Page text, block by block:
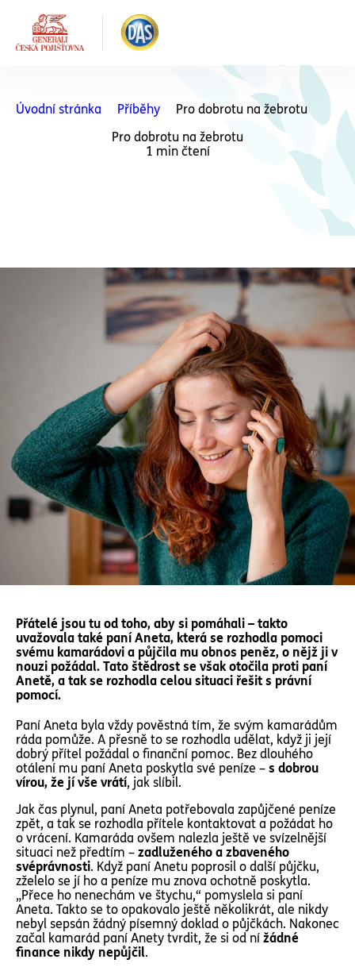
Úvodní stránka Příběhy
Pro dobrotu na žebrotu
Pro dobrotu na žebrotu
1 min čtení
Přátelé jsou tu od toho, aby si pomáhali – takto
uvažovala také paní Aneta, která se rozhodla pomoci
svému kamarádovi a půjčila mu obnos peněz, o nějž ji v
nouzi požádal. Tato štědrost se však otočila proti paní
Anetě, a tak se rozhodla celou situaci řešit s právní
pomocí.
Paní Aneta byla vždy pověstná tím, že svým kamarádům
ráda pomůže. A přesně to se rozhodla udělat, když ji její
dobrý přítel požádal o finanční pomoc. Bez dlouhého
otálení mu paní Aneta poskytla své peníze – s dobrou
vírou, že jí vše vrátí, jak slíbil.
Jak čas plynul, paní Aneta potřebovala zapůjčené peníze
zpět, a tak se rozhodla přítele kontaktovat a požádat ho
o vrácení. Kamaráda ovšem nalezla ještě ve svízelnější
situaci než předtím – zadluženého a zbaveného
svéprávnosti. Když paní Anetu poprosil o další půjčku,
zželelo se jí ho a peníze mu znova ochotně poskytla.
„Přece ho nenechám ve štychu,“ pomyslela si paní
Aneta. Takto se to opakovalo ještě několikrát, ale nikdy
nebyl sepsán žádný písemný doklad o půjčkách. Nakonec
začal kamarád paní Anety tvrdit, že si od ní žádné
finance nikdy nepůjčil.